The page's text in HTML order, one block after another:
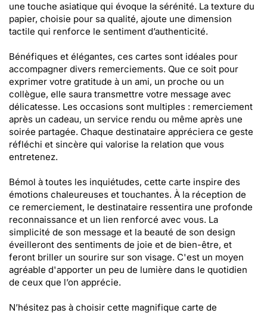
une touche asiatique qui évoque la sérénité. La texture du
papier, choisie pour sa qualité, ajoute une dimension
tactile qui renforce le sentiment d’authenticité.
Bénéfiques et élégantes, ces cartes sont idéales pour
accompagner divers remerciements. Que ce soit pour
exprimer votre gratitude à un ami, un proche ou un
collègue, elle saura transmettre votre message avec
délicatesse. Les occasions sont multiples : remerciement
après un cadeau, un service rendu ou même après une
soirée partagée. Chaque destinataire appréciera ce geste
réfléchi et sincère qui valorise la relation que vous
entretenez.
Bémol à toutes les inquiétudes, cette carte inspire des
émotions chaleureuses et touchantes. À la réception de
ce remerciement, le destinataire ressentira une profonde
reconnaissance et un lien renforcé avec vous. La
simplicité de son message et la beauté de son design
éveilleront des sentiments de joie et de bien-être, et
feront briller un sourire sur son visage. C'est un moyen
agréable d'apporter un peu de lumière dans le quotidien
de ceux que l’on apprécie.
N’hésitez pas à choisir cette magnifique carte de